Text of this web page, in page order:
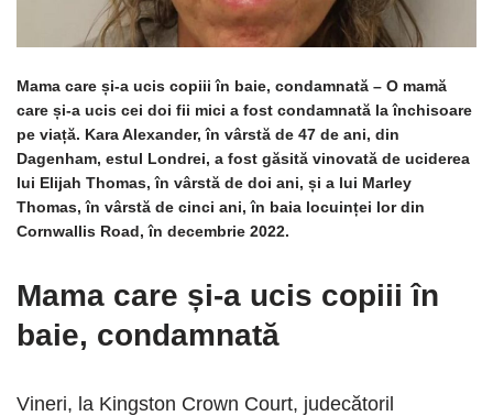
Mama care și-a ucis copiii în baie, condamnată – O mamă
care și-a ucis cei doi fii mici a fost condamnată la închisoare
pe viață. Kara Alexander, în vârstă de 47 de ani, din
Dagenham, estul Londrei, a fost găsită vinovată de uciderea
lui Elijah Thomas, în vârstă de doi ani, și a lui Marley
Thomas, în vârstă de cinci ani, în baia locuinței lor din
Cornwallis Road, în decembrie 2022.
Mama care și-a ucis copiii în
baie, condamnată
Vineri, la Kingston Crown Court, judecătoril